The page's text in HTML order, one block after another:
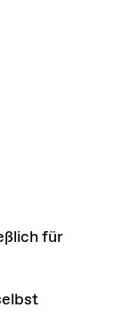
für